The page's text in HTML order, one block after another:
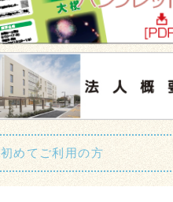
初めてご利用の方